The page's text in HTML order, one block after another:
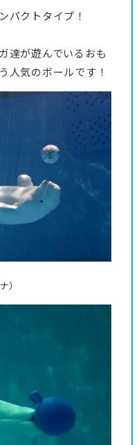
パクトタイプ！
達が遊んでいるおも
人気のボールです！
）